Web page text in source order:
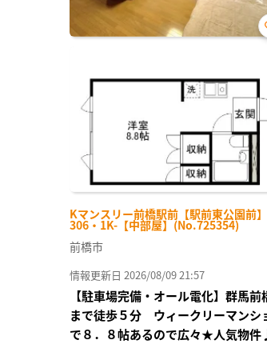
Kマンスリー前橋駅前【駅前東公園前】
306・1K-【中部屋】(No.725354)
録
前橋市
情報更新日 2026/08/09 21:57
【駐車場完備・オール電化】群馬前
まで徒歩５分 ウィークリーマンシ
で８．８帖あるので広々★人気物